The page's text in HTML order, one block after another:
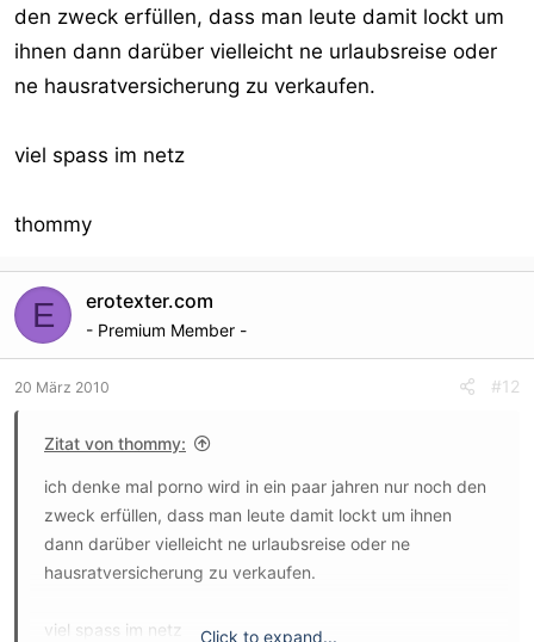
den zweck erfüllen, dass man leute damit lockt um
ihnen dann darüber vielleicht ne urlaubsreise oder
ne hausratversicherung zu verkaufen.
viel spass im netz
thommy
E erotexter.com
- Premium Member -
20 März 2010 #12
Zitat von thommy:
ich denke mal porno wird in ein paar jahren nur noch den
zweck erfüllen, dass man leute damit lockt um ihnen
dann darüber vielleicht ne urlaubsreise oder ne
hausratversicherung zu verkaufen.
viel spass im netz Click to expand...